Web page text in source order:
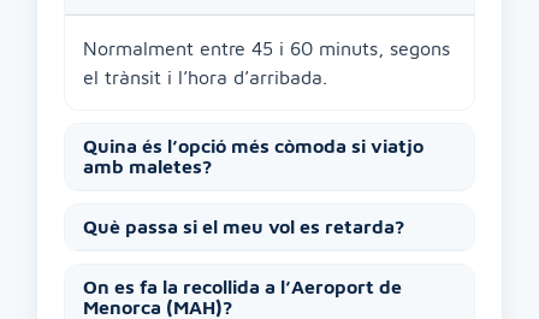
Normalment entre 45 i 60 minuts, segons
el trànsit i l’hora d’arribada.
Quina és l’opció més còmoda si viatjo
amb maletes?
Què passa si el meu vol es retarda?
On es fa la recollida a l’Aeroport de
Menorca (MAH)?